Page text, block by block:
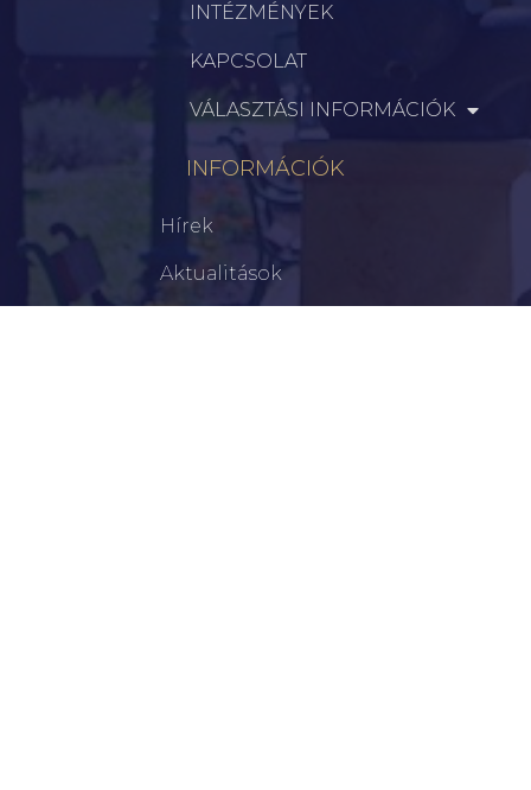
INTÉZMÉNYEK
KAPCSOLAT
VÁLASZTÁSI INFORMÁCIÓK
INFORMÁCIÓK
Hírek
Aktualitások